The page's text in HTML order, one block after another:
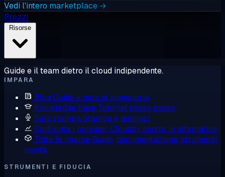
Vedi l'intero marketplace →
Prezzi
Guide e il team dietro il cloud indipendente.
IMPARA
Blog Guide e note di ingegneria
Knowledge base Tutorial passo passo
Sala stampaStampa e annunci
Confronta i provider Cloudzy contro le alternative
Tutte le risorseGuide, documentazione, strumenti,
novità
STRUMENTI E FIDUCIA